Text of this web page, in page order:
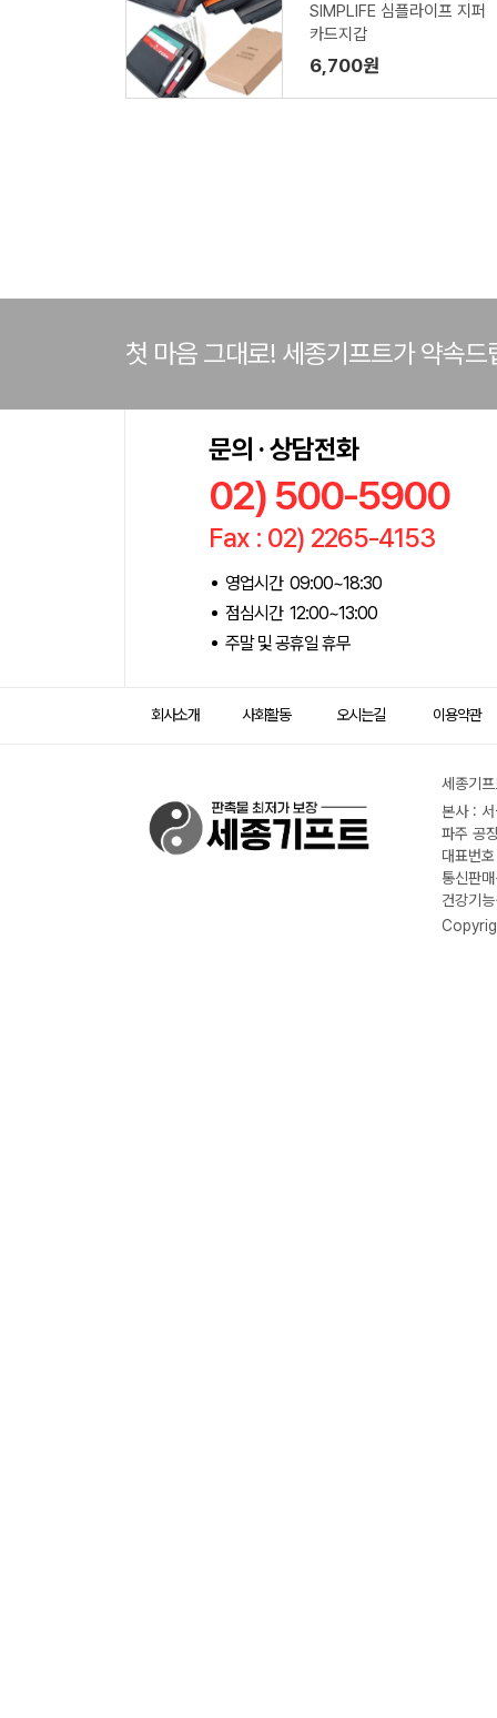
SIMPLIFE 심플라이프 지퍼
카드지갑
6,700원
첫 마음 그대로! 세종기프트가 약속드
문의 · 상담전화
02) 500-5900
Fax : 02) 2265-4153
영업시간 09:00~18:30
점심시간 12:00~13:00
주말 및 공휴일 휴무
회사소개 사회활동 오시는길 이용약관
세종기
본사 :
파주 공
대표번
통신판
건강기